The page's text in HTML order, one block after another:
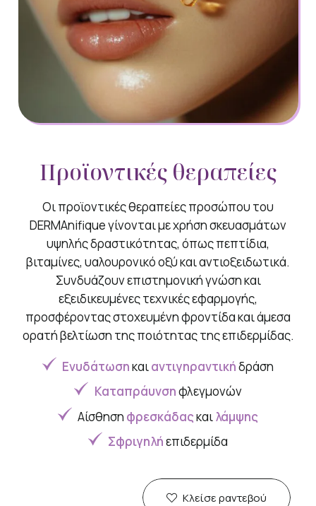
Προϊοντικές θεραπείες
Οι προϊοντικές θεραπείες προσώπου του
DERMAnifique γίνονται με χρήση σκευασμάτων
υψηλής δραστικότητας, όπως πεπτίδια,
βιταμίνες, υαλουρονικό οξύ και αντιοξειδωτικά.
Συνδυάζουν επιστημονική γνώση και
εξειδικευμένες τεχνικές εφαρμογής,
προσφέροντας στοχευμένη φροντίδα και άμεσα
ορατή βελτίωση της ποιότητας της επιδερμίδας.
Ενυδάτωσηκαιαντιγηραντικήδράση
Καταπράυνσηφλεγμονών
Αίσθηση φρεσκάδαςκαιλάμψης
Σφριγηλήεπιδερμίδα
Κλείσε ραντεβού